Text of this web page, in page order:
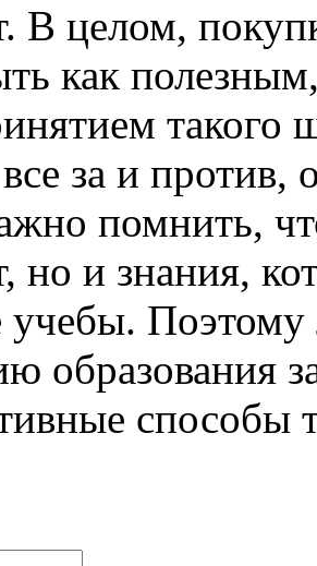
В целом,
как
такого
все за и
помнить,
но и знания,
учебы. Поэтому
образования
способы